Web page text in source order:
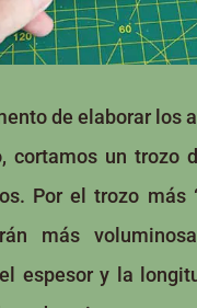
de elaborar los
cortamos un trozo
Por el trozo más
más
espesor y la